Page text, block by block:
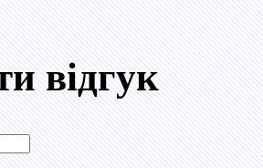
відгук